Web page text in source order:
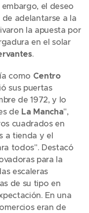
el deseo
adelantarse a la
la apuesta por
en el solar
.
como Centro
sus puertas
de 1972, y lo
de La Mancha",
cuadrados en
a tienda y el
todos". Destacó
para la
escaleras
de su tipo en
En una
eran de